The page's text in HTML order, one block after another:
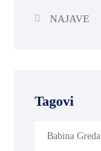
NAJAVE
Tagovi
Babina Greda